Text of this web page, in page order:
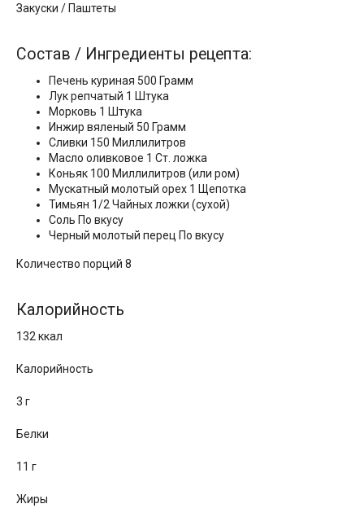
Закуски / Паштеты
Состав / Ингредиенты рецепта:
Печень куриная 500 Грамм
Лук репчатый 1 Штука
Морковь 1 Штука
Инжир вяленый 50 Грамм
Сливки 150 Миллилитров
Масло оливковое 1 Ст. ложка
Коньяк 100 Миллилитров (или ром)
Мускатный молотый орех 1 Щепотка
Тимьян 1/2 Чайных ложки (сухой)
Соль По вкусу
Черный молотый перец По вкусу
Количество порций 8
Калорийность
132 ккал
Калорийность
3 г
Белки
11 г
Жиры